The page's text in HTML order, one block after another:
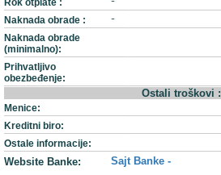
Rok otplate :
Naknada obrade : -
Naknada obrade
(minimalno):
Prihvatljivo
obezbeđenje:
Ostali troškovi :
Menice:
Kreditni biro:
Ostale informacije:
Website Banke: Sajt Banke -